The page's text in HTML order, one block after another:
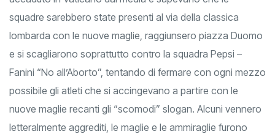
accaduto in Vaticano dai media e sapevano che le
squadre sarebbero state presenti al via della classica
lombarda con le nuove maglie, raggiunsero piazza Duomo
e si scagliarono soprattutto contro la squadra Pepsi –
Fanini “No all’Aborto”, tentando di fermare con ogni mezzo
possibile gli atleti che si accingevano a partire con le
nuove maglie recanti gli “scomodi” slogan. Alcuni vennero